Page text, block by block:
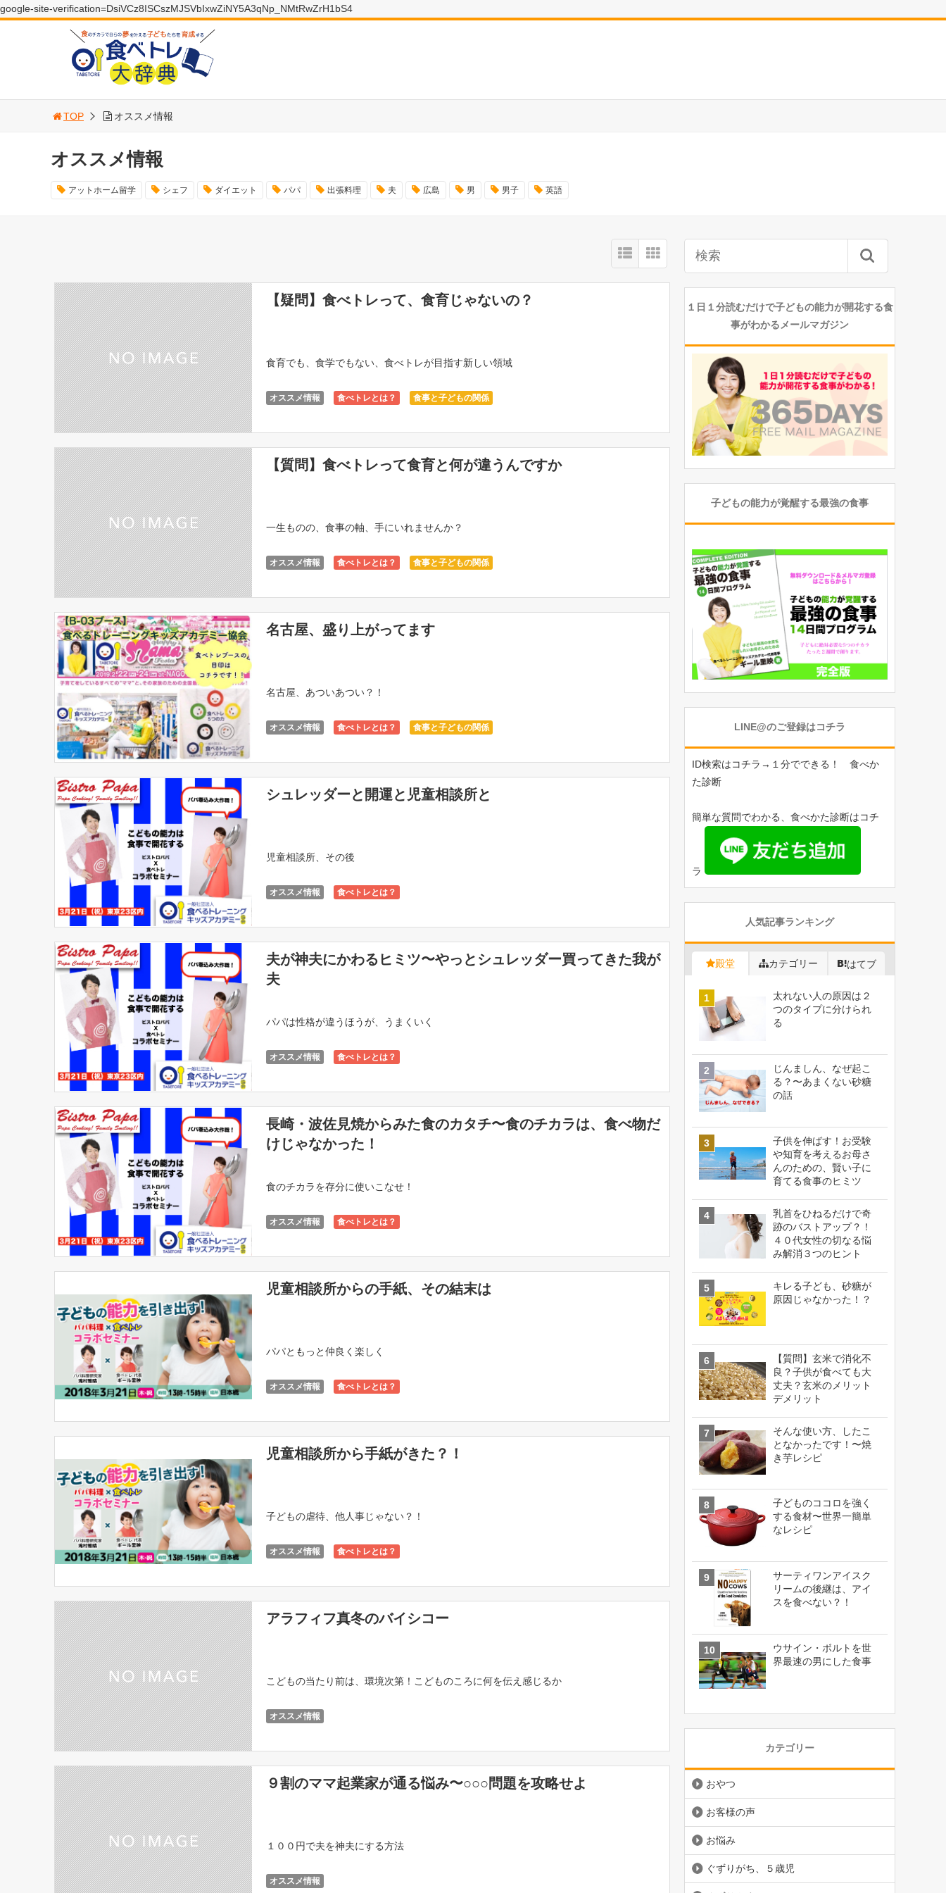
google-site-verification=DsiVCz8ISCszMJSVbIxwZiNY5A3qNp_NMtRwZrH1bS4
TOP オススメ情報
オススメ情報
アットホーム留学 シェフ ダイエット パパ 出張料理 夫 広島 男 男子 英語
【疑問】食べトレって、食育じゃないの？
食育でも、食学でもない、食べトレが目指す新しい領域
オススメ情報 食べトレとは？ 食事と子どもの関係
【質問】食べトレって食育と何が違うんですか
一生ものの、食事の軸、手にいれませんか？
オススメ情報 食べトレとは？ 食事と子どもの関係
名古屋、盛り上がってます
名古屋、あついあつい？！
オススメ情報 食べトレとは？ 食事と子どもの関係
シュレッダーと開運と児童相談所と
児童相談所、その後
オススメ情報 食べトレとは？
夫が神夫にかわるヒミツ〜やっとシュレッダー買ってきた我が
夫
パパは性格が違うほうが、うまくいく
オススメ情報 食べトレとは？
長崎・波佐見焼からみた食のカタチ〜食のチカラは、食べ物だ
けじゃなかった！
食のチカラを存分に使いこなせ！
オススメ情報 食べトレとは？
児童相談所からの手紙、その結末は
パパともっと仲良く楽しく
オススメ情報 食べトレとは？
児童相談所から手紙がきた？！
子どもの虐待、他人事じゃない？！
オススメ情報 食べトレとは？
アラフィフ真冬のバイシコー
こどもの当たり前は、環境次第！こどものころに何を伝え感じるか
オススメ情報
９割のママ起業家が通る悩み〜○○○問題を攻略せよ
１００円で夫を神夫にする方法
オススメ情報
１日１分読むだけで子どもの能力が開花する食
事がわかるメールマガジン
子どもの能力が覚醒する最強の食事
LINE@のご登録はコチラ
ID検索はコチラ→１分でできる！ 食べか
た診断
簡単な質問でわかる、食べかた診断はコチ
ラ
人気記事ランキング
殿堂 カテゴリー はてブ
太れない人の原因は２
つのタイプに分けられ
る
じんましん、なぜ起こ
る？〜あまくない砂糖
の話
子供を伸ばす！お受験
や知育を考えるお母さ
んのための、賢い子に
育てる食事のヒミツ
乳首をひねるだけで奇
跡のバストアップ？！
４０代女性の切なる悩
み解消３つのヒント
キレる子ども、砂糖が
原因じゃなかった！？
【質問】玄米で消化不
良？子供が食べても大
丈夫？玄米のメリット
デメリット
そんな使い方、したこ
となかったです！〜焼
き芋レシピ
子どものココロを強く
する食材〜世界一簡単
なレシピ
サーティワンアイスク
リームの後継は、アイ
スを食べない？！
ウサイン・ボルトを世
界最速の男にした食事
カテゴリー
おやつ
お客様の声
お悩み
ぐずりがち、５歳児